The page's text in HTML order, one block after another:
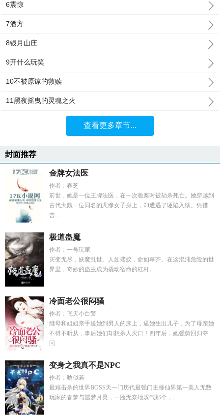
6震惊
7酒方
8银月山庄
9开什么玩笑
10不被原谅的救赎
11黑夜摇曳的灵魂之火
查看更多章节...
封面推荐
金牌女法医
作者：春芝
前世，她是一位王牌法医，在一次验案时被劫杀死亡。她穿越到
古代大魏一位同名的悲惨女子身上，却遭遇了诬陷入狱。凭借
曾...
极道蛊魔
作者：一号玩家
灾变无尽，妖魔乱世。人如蝼蚁，命如草芥。在这混沌危险的世
界里，奇妙的蛊虫成为撬动宿命的杠杆。...
冷面老公很闷骚
作者：飞天小白警
继母和姐姐亲手送她到男人的床上，逼她生出儿子，为了母亲她
不得不听从，事后她们却想杀人灭口！四年后，她强势回归夺
回...
变身之我真不是NPC
作者：晗似若
最难击杀的世界BOSS天一门历代最强门主修仙界第一美人无数
玩家的春梦与噩梦月灵，一脸无奈地叹气那个，...